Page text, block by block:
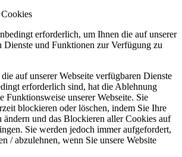
erforderlich, um Ihnen die auf unserer
Dienste und Funktionen zur Verfügung zu
auf unserer Webseite verfügbaren Dienste
erforderlich sind, hat die Ablehnung
Funktionsweise unserer Webseite. Sie
blockieren oder löschen, indem Sie Ihre
ändern und das Blockieren aller Cookies auf
Sie werden jedoch immer aufgefordert,
/ abzulehnen, wenn Sie unsere Website